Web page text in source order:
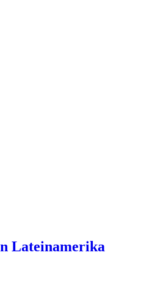
Lateinamerika